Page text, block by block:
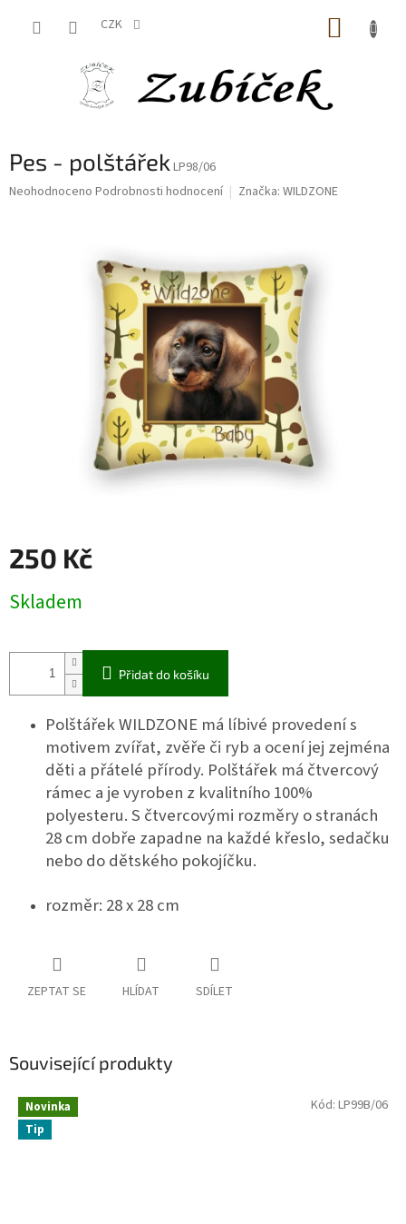
CZK
Pes - polštářek LP98/06
Průměrné
Neohodnoceno Podrobnosti hodnocení Značka: WILDZONE
250 Kč
cena:
Skladem
Přidat do košíku
Polštářek WILDZONE má líbivé provedení s
motivem zvířat, zvěře či ryb a ocení jej zejména
děti a přátelé přírody. Polštářek má čtvercový
rámec a je vyroben z kvalitního 100%
polyesteru. S čtvercovými rozměry o stranách
28 cm dobře zapadne na každé křeslo, sedačku
nebo do dětského pokojíčku.
rozměr: 28 x 28 cm
ZEPTAT SE HLÍDAT SDÍLET
Související produkty
Novinka
Tip
Kód: LP99B/06